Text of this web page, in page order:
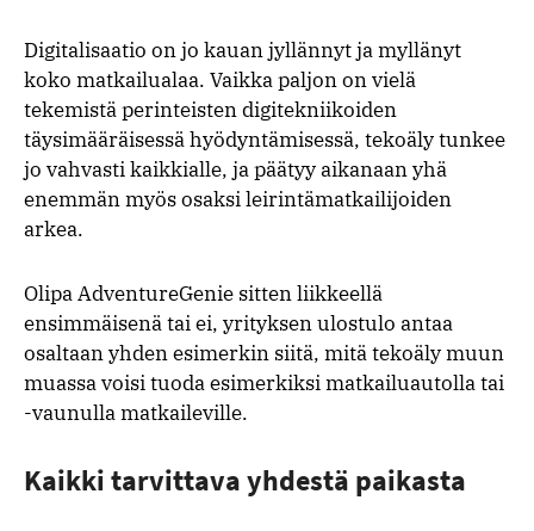
Digitalisaatio on jo kauan jyllännyt ja myllänyt
koko matkailualaa. Vaikka paljon on vielä
tekemistä perinteisten digitekniikoiden
täysimääräisessä hyödyntämisessä, tekoäly tunkee
jo vahvasti kaikkialle, ja päätyy aikanaan yhä
enemmän myös osaksi leirintämatkailijoiden
arkea.
Olipa AdventureGenie sitten liikkeellä
ensimmäisenä tai ei, yrityksen ulostulo antaa
osaltaan yhden esimerkin siitä, mitä tekoäly muun
muassa voisi tuoda esimerkiksi matkailuautolla tai
-vaunulla matkaileville.
Kaikki tarvittava yhdestä paikasta